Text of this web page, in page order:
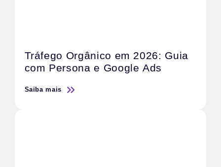
Tráfego Orgânico em 2026: Guia
com Persona e Google Ads
Saiba mais